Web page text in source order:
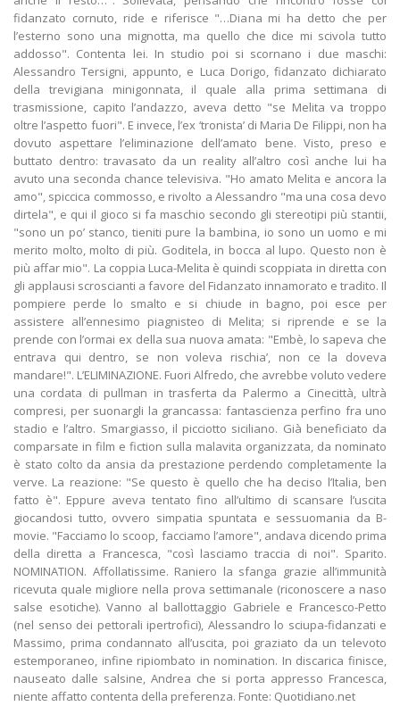
fidanzato cornuto, ride e riferisce "…Diana mi ha detto che per
l’esterno sono una mignotta, ma quello che dice mi scivola tutto
addosso". Contenta lei. In studio poi si scornano i due maschi:
Alessandro Tersigni, appunto, e Luca Dorigo, fidanzato dichiarato
della trevigiana minigonnata, il quale alla prima settimana di
trasmissione, capito l’andazzo, aveva detto "se Melita va troppo
oltre l’aspetto fuori". E invece, l’ex ‘tronista’ di Maria De Filippi, non ha
dovuto aspettare l’eliminazione dell’amato bene. Visto, preso e
buttato dentro: travasato da un reality all’altro così anche lui ha
avuto una seconda chance televisiva. "Ho amato Melita e ancora la
amo", spiccica commosso, e rivolto a Alessandro "ma una cosa devo
dirtela", e qui il gioco si fa maschio secondo gli stereotipi più stantii,
"sono un po’ stanco, tieniti pure la bambina, io sono un uomo e mi
merito molto, molto di più. Goditela, in bocca al lupo. Questo non è
più affar mio". La coppia Luca-Melita è quindi scoppiata in diretta con
gli applausi scroscianti a favore del Fidanzato innamorato e tradito. Il
pompiere perde lo smalto e si chiude in bagno, poi esce per
assistere all’ennesimo piagnisteo di Melita; si riprende e se la
prende con l’ormai ex della sua nuova amata: "Embè, lo sapeva che
entrava qui dentro, se non voleva rischia’, non ce la doveva
mandare!". L’ELIMINAZIONE. Fuori Alfredo, che avrebbe voluto vedere
una cordata di pullman in trasferta da Palermo a Cinecittà, ultrà
compresi, per suonargli la grancassa: fantascienza perfino fra uno
stadio e l’altro. Smargiasso, il picciotto siciliano. Già beneficiato da
comparsate in film e fiction sulla malavita organizzata, da nominato
è stato colto da ansia da prestazione perdendo completamente la
verve. La reazione: "Se questo è quello che ha deciso l’Italia, ben
fatto è". Eppure aveva tentato fino all’ultimo di scansare l’uscita
giocandosi tutto, ovvero simpatia spuntata e sessuomania da B-
movie. "Facciamo lo scoop, facciamo l’amore", andava dicendo prima
della diretta a Francesca, "così lasciamo traccia di noi". Sparito.
NOMINATION. Affollatissime. Raniero la sfanga grazie all’immunità
ricevuta quale migliore nella prova settimanale (riconoscere a naso
salse esotiche). Vanno al ballottaggio Gabriele e Francesco-Petto
(nel senso dei pettorali ipertrofici), Alessandro lo sciupa-fidanzati e
Massimo, prima condannato all’uscita, poi graziato da un televoto
estemporaneo, infine ripiombato in nomination. In discarica finisce,
nauseato dalle salsine, Andrea che si porta appresso Francesca,
niente affatto contenta della preferenza. Fonte: Quotidiano.net